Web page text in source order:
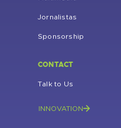
Jornalistas
Sponsorship
CONTACT
Talk to Us
INNOVATION